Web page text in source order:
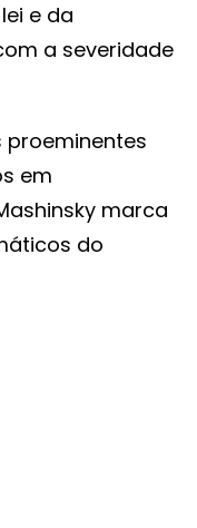
e da
a severidade
em
marca
do